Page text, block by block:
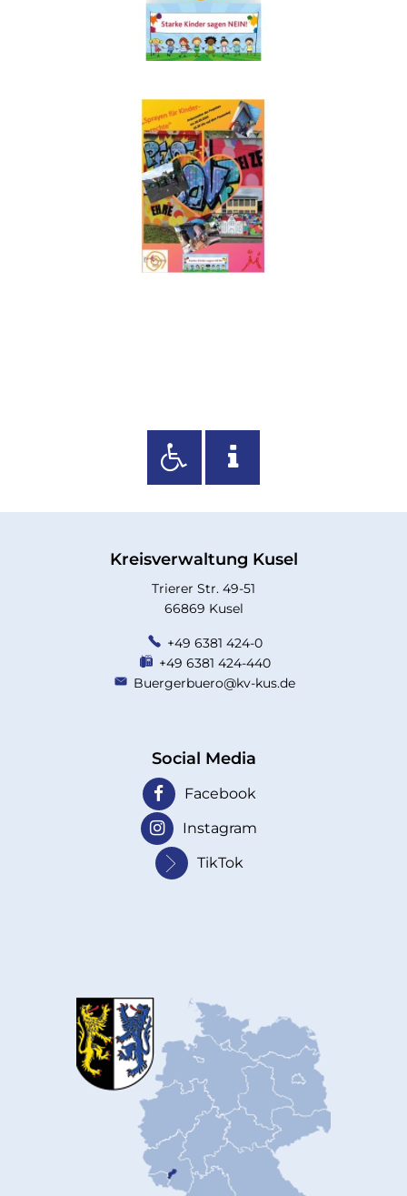
Kreisverwaltung Kusel
Trierer Str. 49-51
66869 Kusel
+49 6381 424-0
+49 6381 424-440
Buergerbuero@kv-kus.de
Social Media
Facebook
Instagram
TikTok